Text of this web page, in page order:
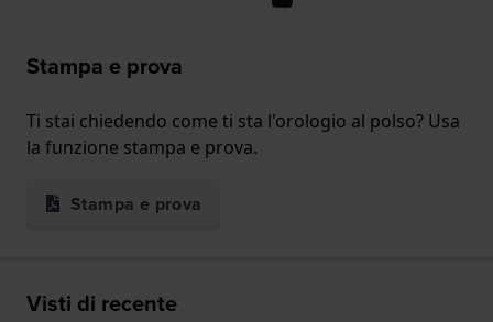
Stampa e prova
Ti stai chiedendo come ti sta l'orologio al polso? Usa
la funzione stampa e prova.
Stampa e prova
Visti di recente